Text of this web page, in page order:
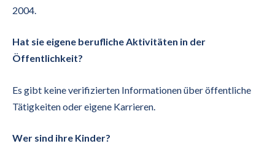
2004.
Hat sie eigene berufliche Aktivitäten in der
Öffentlichkeit?
Es gibt keine verifizierten Informationen über öffentliche
Tätigkeiten oder eigene Karrieren.
Wer sind ihre Kinder?